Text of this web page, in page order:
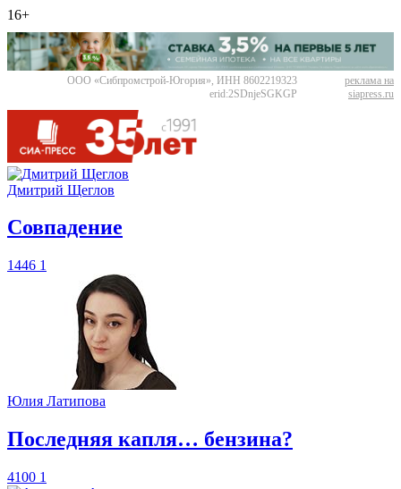
16+
ООО «Сибпромстрой-Югория», ИНН 8602219323
erid:2SDnjeSGKGP
реклама на
siapress.ru
Дмитрий Щеглов
​Совпадение
1446 1
Юлия Латипова
​Последняя капля… бензина?
4100 1